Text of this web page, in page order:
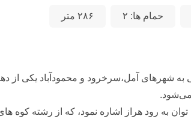
حمام ها: ۲ ۲۸۶ متر
به شهرهای آمل،سرخرود و محمودآباد یکی از
می‌شود.
توان به رود هراز اشاره نمود، که از رشته کوه